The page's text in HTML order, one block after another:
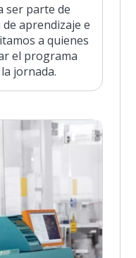
ser parte de
aprendizaje e
a quienes
el programa
jornada.